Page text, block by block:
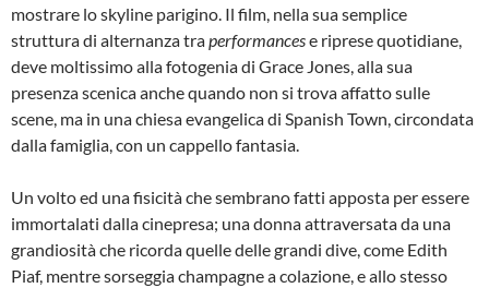
mostrare lo skyline parigino. Il film, nella sua semplice
struttura di alternanza traperformancese riprese quotidiane,
deve moltissimo alla fotogenia di Grace Jones, alla sua
presenza scenica anche quando non si trova affatto sulle
scene, ma in una chiesa evangelica di Spanish Town, circondata
dalla famiglia, con un cappello fantasia.
Un volto ed una fisicità che sembrano fatti apposta per essere
immortalati dalla cinepresa; una donna attraversata da una
grandiosità che ricorda quelle delle grandi dive, come Edith
Piaf, mentre sorseggia champagne a colazione, e allo stesso